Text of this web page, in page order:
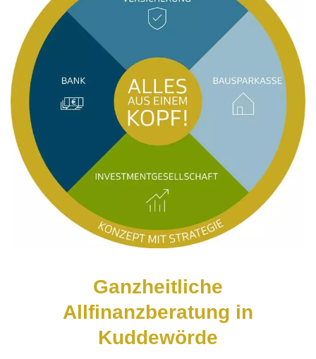
Ganzheitliche
Allfinanzberatung in
Kuddewörde